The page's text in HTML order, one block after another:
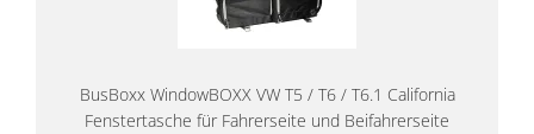
BusBoxx WindowBOXX VW T5 / T6 / T6.1 California
Fenstertasche für Fahrerseite und Beifahrerseite